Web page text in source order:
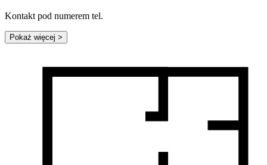
Kontakt pod numerem tel.
Pokaż więcej >